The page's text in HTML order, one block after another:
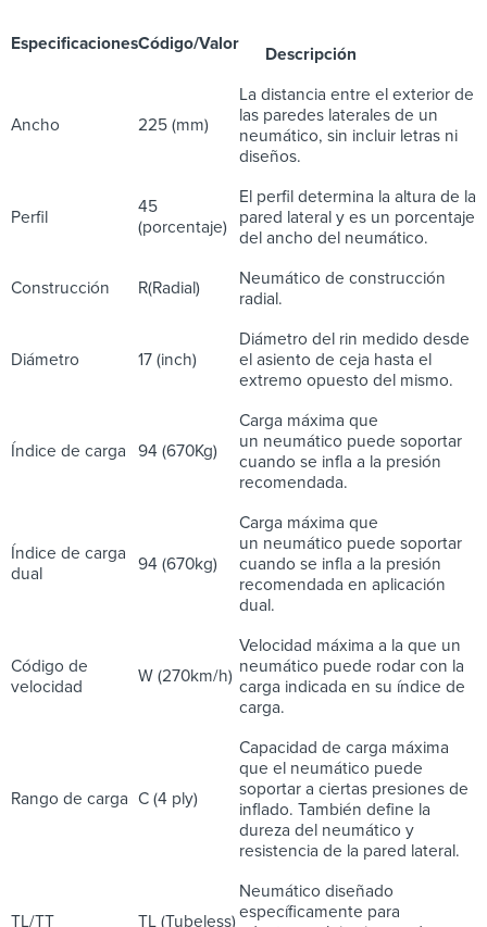
EspecificacionesCódigo/Valor
Descripción
Ancho 225 (mm)
La distancia entre el exterior de
las paredes laterales de un
neumático, sin incluir letras ni
diseños.
Perfil
45
(porcentaje)
El perfil determina la altura de la
pared lateral y es un porcentaje
del ancho del neumático.
Construcción R(Radial)
Neumático de construcción
radial.
Diámetro 17 (inch)
Diámetro del rin medido desde
el asiento de ceja hasta el
extremo opuesto del mismo.
Índice de carga 94 (670Kg)
Carga máxima que
un neumático puede soportar
cuando se infla a la presión
recomendada.
Índice de carga
dual
94 (670kg)
Carga máxima que
un neumático puede soportar
cuando se infla a la presión
recomendada en aplicación
dual.
Código de
velocidad
W (270km/h)
Velocidad máxima a la que un
neumático puede rodar con la
carga indicada en su índice de
carga.
Rango de carga C (4 ply)
Capacidad de carga máxima
que el neumático puede
soportar a ciertas presiones de
inflado. También define la
dureza del neumático y
resistencia de la pared lateral.
TL/TT TL (Tubeless)
Neumático diseñado
específicamente para